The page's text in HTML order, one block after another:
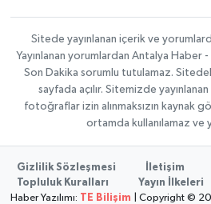
Sitede yayınlanan içerik ve
Yayınlanan yorumlardan Antalya Haber
Son Dakika sorumlu tutulamaz.
sayfada açılır. Sitemizde
fotoğraflar izin alınmaksızın kaynak
ortamda kullanılamaz ve
Gizlilik Sözleşmesi İletişim
Topluluk Kuralları
Yayın İlkeleri
Haber Yazılımı: TE Bilişim | Copyright ©